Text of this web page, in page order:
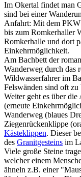
Im Okertal findet man
sind bei einer
Anfahrt: Mit dem PKW
bis zum Romkerhaller
Romkerhalle und dort
Einkehrmöglichkeit.
Am Bachbett der
Wanderweg durch das
Wildwasserfahrer im
Felswänden sind oft zu
Weiter geht es über
(erneute
Wanderweg (blaues
Ziegenrückenklippe
Kästeklippen. Dieser
des Granitgesteins im
Viele große Steine
welcher einem
ähneln z.B. einer